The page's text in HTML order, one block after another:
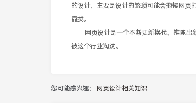
的设计，主要是设计的繁琐可能会拖慢网页
靠拢。
网页设计是一个不断更新换代、推陈出
被这个行业淘汰。
您可能感兴趣： 网页设计相关知识